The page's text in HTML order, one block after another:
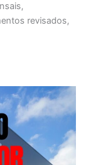
revisados,